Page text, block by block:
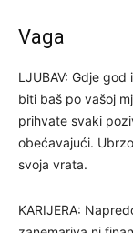
Vaga
LJUBAV: Gdje
biti baš po vašoj
prihvate svaki
obećavajući.
svoja vrata.
KARIJERA: